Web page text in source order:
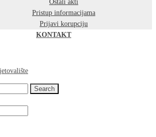
Ostali akti
Pristup informacijama
Prijavi korupciju
KONTAKT